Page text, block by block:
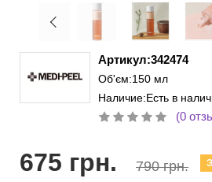
Артикул:342474
Об'єм:150 мл
Наличие:Есть в
(0
675 грн. 790 грн.